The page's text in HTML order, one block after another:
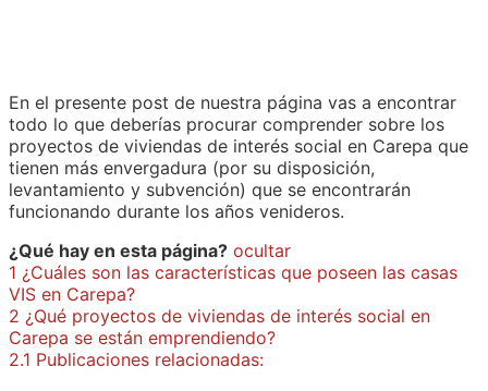
En el presente post de nuestra página vas a encontrar
todo lo que deberías procurar comprender sobre los
proyectos de viviendas de interés social en Carepa que
tienen más envergadura (por su disposición,
levantamiento y subvención) que se encontrarán
funcionando durante los años venideros.
¿Qué hay en esta página? ocultar
1 ¿Cuáles son las características que poseen las casas
VIS en Carepa?
2 ¿Qué proyectos de viviendas de interés social en
Carepa se están emprendiendo?
2.1 Publicaciones relacionadas: